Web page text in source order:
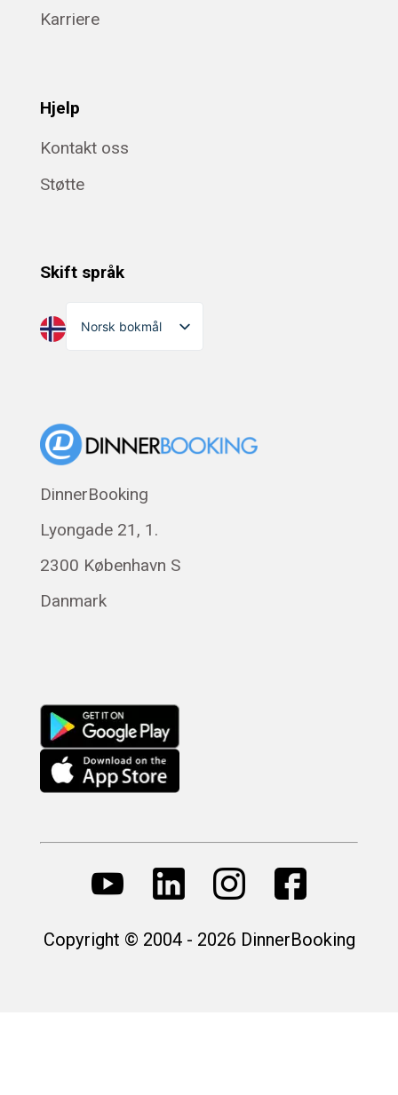
Karriere
Hjelp
Kontakt oss
Støtte
Skift språk
Norsk bokmål
Eesti
Svenska
Français
Română
DinnerBooking
Lyongade 21, 1.
2300 København S
Danmark
Copyright © 2004 - 2026 DinnerBooking